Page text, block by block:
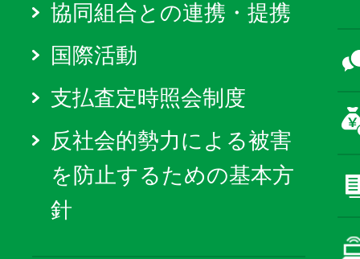
協同組合との連携・提携
国際活動
支払査定時照会制度
反社会的勢力による被害
を防止するための基本方
針